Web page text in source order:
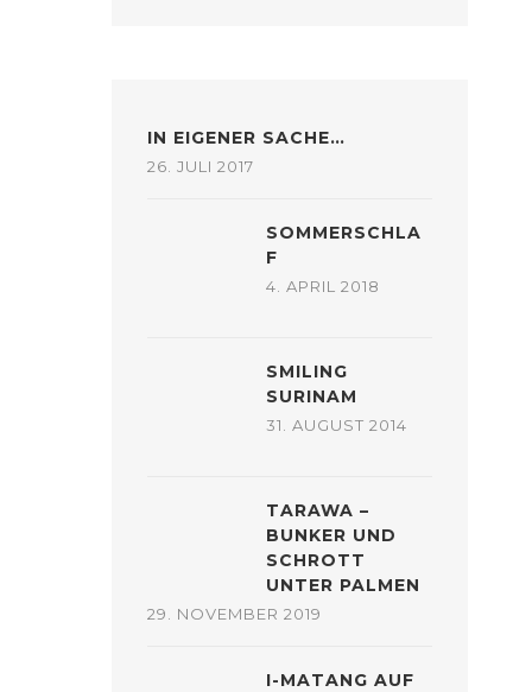
IN EIGENER SACHE…
26. JULI 2017
SOMMERSCHLA
F
4. APRIL 2018
SMILING
SURINAM
31. AUGUST 2014
TARAWA –
BUNKER UND
SCHROTT
UNTER PALMEN
29. NOVEMBER 2019
I-MATANG AUF